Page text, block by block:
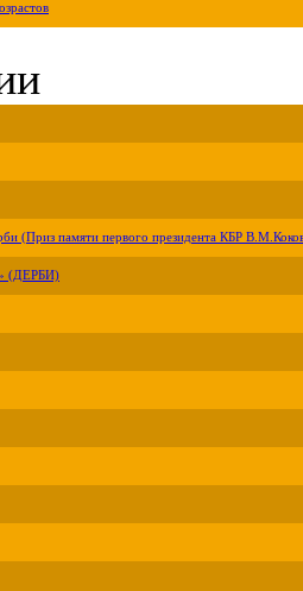
(Приз памяти первого президента КБР
(ДЕРБИ)